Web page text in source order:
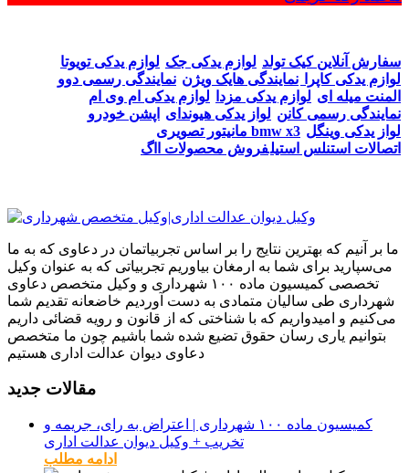
سفارش آنلاین کیک تولد لوازم یدکی جک لوازم یدکی تویوتا
لوازم یدکی کاپرا
نمایندگی هایک ویژن نمایندگی رسمی دوو
المنت میله ای لوازم یدکی مزدا
لوازم یدکی ام وی ام
نمایندگی رسمی کانن لواز یدکی هیوندای
اپشن خودرو
مانیتور تصویری bmw x3 لواز یدکی وینگل
اتصالات استنلس استیلفروش محصولات ااگ
ما بر آنیم که بهترین نتایج را بر اساس تجربیاتمان در دعاوی که به ما
می‌سپارید برای شما به ارمغان بیاوریم تجربیاتی که به عنوان وکیل
تخصصی کمیسیون ماده ۱۰۰ شهرداری و وکیل متخصص دعاوی
شهرداری طی سالیان متمادی به دست آوردیم خاضعانه تقدیم شما
می‌کنیم و امیدواریم که با شناختی که از قانون و رویه قضائی داریم
بتوانیم یاری رسان حقوق تضیع شده شما باشیم چون ما متخصص
دعاوی دیوان عدالت اداری هستیم
مقالات جدید
کمیسیون ماده ۱۰۰ شهرداری | اعتراض به رای، جریمه و
تخریب + وکیل دیوان عدالت اداری
ادامه مطلب